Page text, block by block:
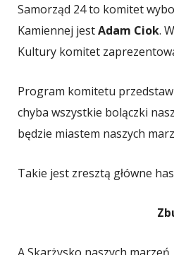
Samorząd 24 to komitet
Kamiennej jestAdam Ciok.
Kultury komitet
Program komitetu
chyba wszystkie bolączki
będzie miastem naszych
Takie jest zresztą główne